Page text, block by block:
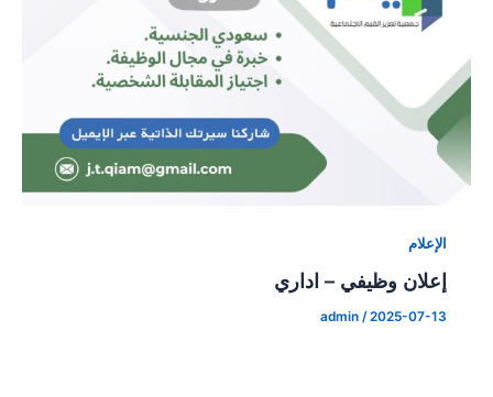
الإعلام
إعلان وظيفي – اداري
admin/2025-07-13